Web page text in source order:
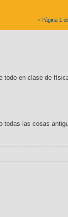
• Página 1
todo en clase de
todas las cosas